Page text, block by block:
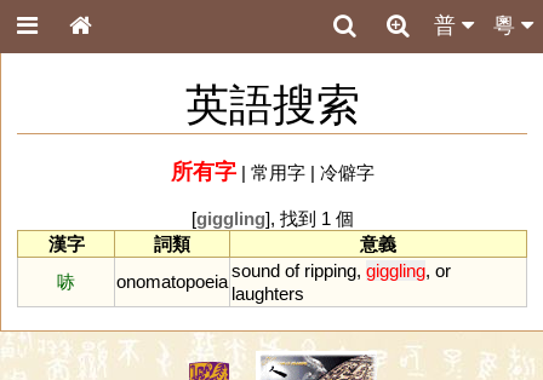
粵
普
英語搜索
所有字| 常用字| 冷僻字
[giggling], 找到 1 個
漢字
詞類
意義
哧
onomatopoeia
sound of ripping, giggling, or
laughters